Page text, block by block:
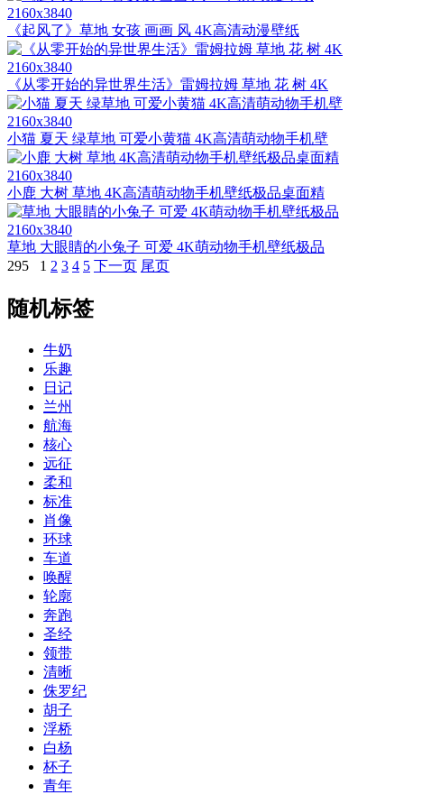
2160x3840
《起风了》草地 女孩 画画 风 4K高清动漫壁纸
2160x3840
《从零开始的异世界生活》雷姆拉姆 草地 花 树 4K
2160x3840
小猫 夏天 绿草地 可爱小黄猫 4K高清萌动物手机壁
2160x3840
小鹿 大树 草地 4K高清萌动物手机壁纸极品桌面精
2160x3840
草地 大眼睛的小兔子 可爱 4K萌动物手机壁纸极品
295
1 2 3 4 5 下一页 尾页
随机标签
牛奶
乐趣
日记
兰州
航海
核心
远征
柔和
标准
肖像
环球
车道
唤醒
轮廓
奔跑
圣经
领带
清晰
侏罗纪
胡子
浮桥
白杨
杯子
青年